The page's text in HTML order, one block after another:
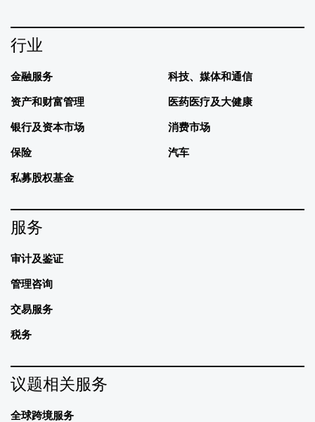
行业
金融服务
资产和财富管理
银行及资本市场
保险
私募股权基金
科技、媒体和通信
医药医疗及大健康
消费市场
汽车
服务
审计及鉴证
管理咨询
交易服务
税务
议题相关服务
全球跨境服务